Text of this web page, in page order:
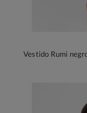
Vestido Rumi